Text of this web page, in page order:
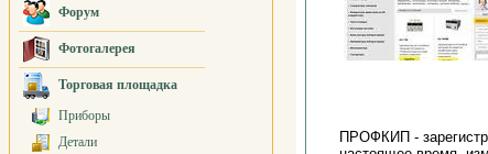
Форум
Фотогалерея
Торговая площадка
Приборы
Детали
ПРОФКИП -